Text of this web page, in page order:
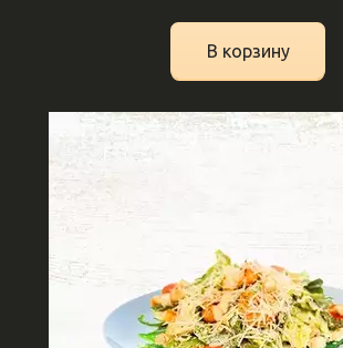
В корзину